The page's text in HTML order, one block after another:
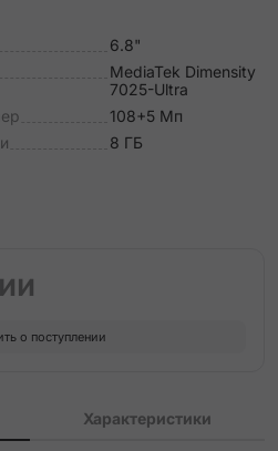
6.8"
MediaTek Dimensity
7025-Ultra
108+5 Мп
8 ГБ
о поступлении
Характеристики